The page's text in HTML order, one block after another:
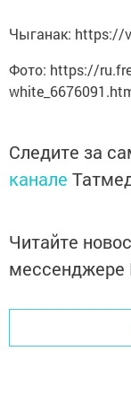
Чыганак: https://
Фото: https://
Следите за
канале
Читайте
мессенджере